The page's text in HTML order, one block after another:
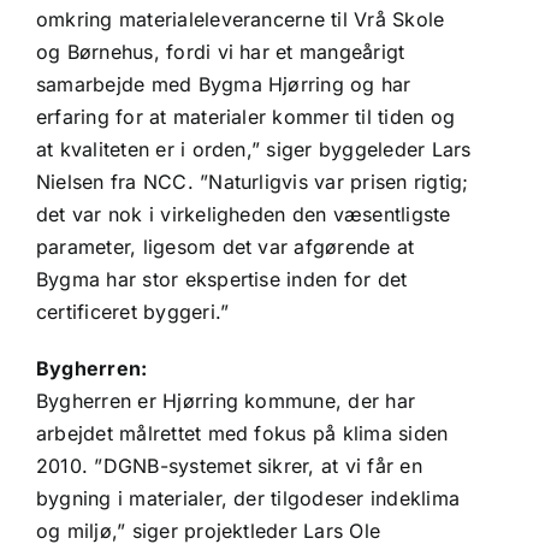
omkring materialeleverancerne til Vrå Skole
og Børnehus, fordi vi har et mangeårigt
samarbejde med Bygma Hjørring og har
erfaring for at materialer kommer til tiden og
at kvaliteten er i orden,” siger byggeleder Lars
Nielsen fra NCC. ”Naturligvis var prisen rigtig;
det var nok i virkeligheden den væsentligste
parameter, ligesom det var afgørende at
Bygma har stor ekspertise inden for det
certificeret byggeri.”
Bygherren:
Bygherren er Hjørring kommune, der har
arbejdet målrettet med fokus på klima siden
2010. ”DGNB-systemet sikrer, at vi får en
bygning i materialer, der tilgodeser indeklima
og miljø,” siger projektleder Lars Ole